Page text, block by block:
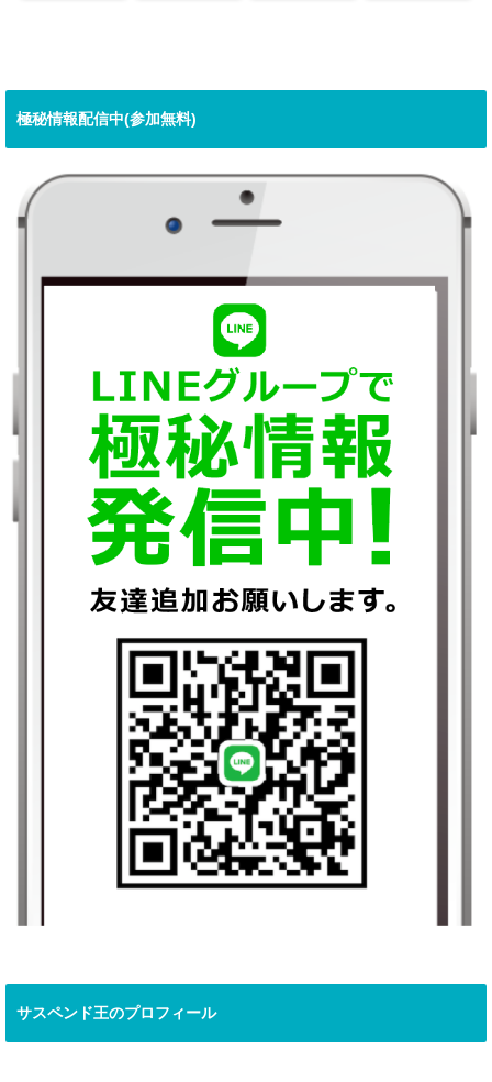
極秘情報配信中(参加無料)
サスペンド王のプロフィール